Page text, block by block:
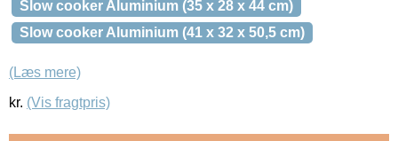
Slow cooker Aluminium (35 x 28 x 44 cm)
Slow cooker Aluminium (41 x 32 x 50,5 cm)
(Læs mere)
kr. (Vis fragtpris)